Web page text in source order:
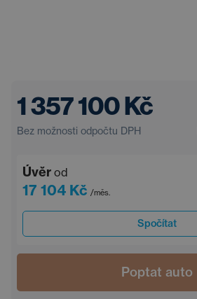
1 357 100 Kč
Bez možnosti odpočtu DPH
Úvěr od
17 104 Kč /měs.
Spočítat
Poptat auto